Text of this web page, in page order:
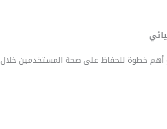
أهم خطوة للحفاظ على صحة المستخدمين خلال